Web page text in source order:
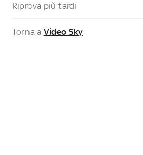
Riprova più tardi
Torna a Video Sky